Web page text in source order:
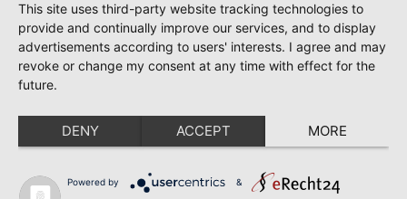
This site uses third-party website tracking technologies to
provide and continually improve our services, and to display
advertisements according to users' interests. I agree and may
revoke or change my consent at any time with effect for the
future.
DENY ACCEPT MORE
Powered by &